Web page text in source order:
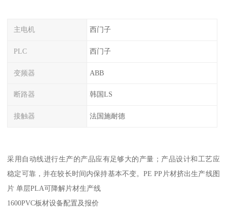
主电机 西门子
PLC 西门子
变频器 ABB
断路器 韩国LS
接触器 法国施耐德
采用自动线进行生产的产品应有足够大的产量；产品设计和工艺应
稳定可靠，并在较长时间内保持基本不变。PE PP片材挤出生产线图
片 单层PLA可降解片材生产线
1600PVC板材设备配置及报价